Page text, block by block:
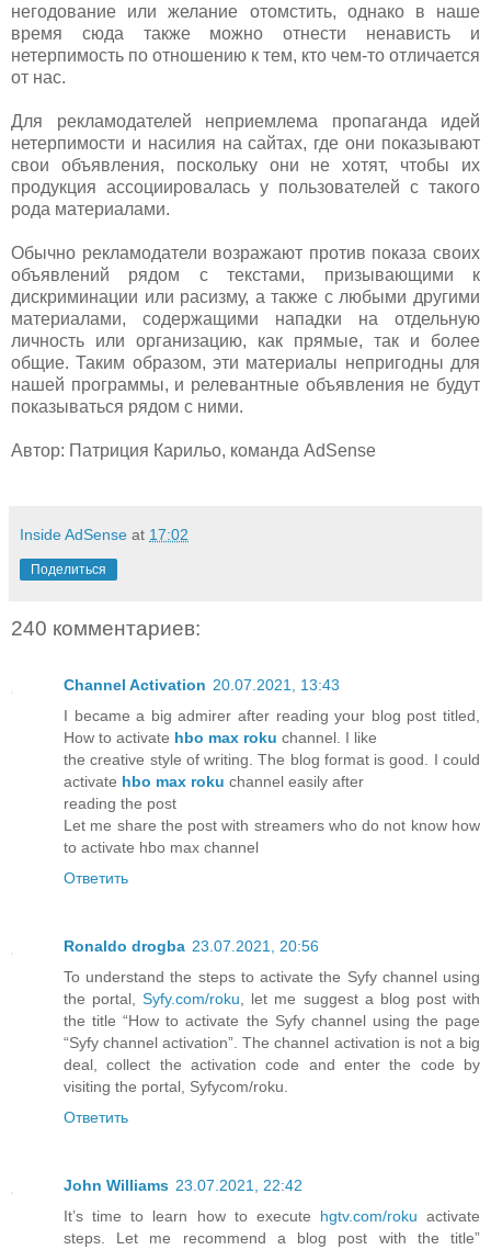
негодование или желание отомстить, однако в наше
время сюда также можно отнести ненависть и
нетерпимость по отношению к тем, кто чем-то отличается
от нас.
Для рекламодателей неприемлема пропаганда идей
нетерпимости и насилия на сайтах, где они показывают
свои объявления, поскольку они не хотят, чтобы их
продукция ассоциировалась у пользователей с такого
рода материалами.
Обычно рекламодатели возражают против показа своих
объявлений рядом с текстами, призывающими к
дискриминации или расизму, а также с любыми другими
материалами, содержащими нападки на отдельную
личность или организацию, как прямые, так и более
общие. Таким образом, эти материалы непригодны для
нашей программы, и релевантные объявления не будут
показываться рядом с ними.
Автор: Патриция Карильо, команда AdSense
Inside AdSense at 17:02
Поделиться
240 комментариев:
Channel Activation 20.07.2021, 13:43
I became a big admirer after reading your blog post titled,
How to activate hbo max roku channel. I like
the creative style of writing. The blog format is good. I could
activate hbo max roku channel easily after
reading the post
Let me share the post with streamers who do not know how
to activate hbo max channel
Ответить
Ronaldo drogba 23.07.2021, 20:56
To understand the steps to activate the Syfy channel using
the portal,Syfy.com/roku , let me suggest a blog post with
the title “How to activate the Syfy channel using the page
“Syfy channel activation”. The channel activation is not a big
deal, collect the activation code and enter the code by
visiting the portal, Syfycom/roku.
Ответить
John Williams 23.07.2021, 22:42
It’s time to learn how to execute hgtv.com/roku activate
steps. Let me recommend a blog post with the title”